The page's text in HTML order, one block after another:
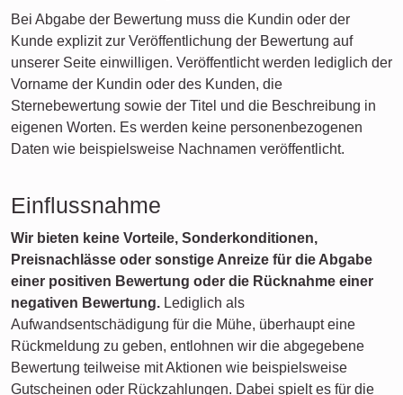
Bei Abgabe der Bewertung muss die Kundin oder der
Kunde explizit zur Veröffentlichung der Bewertung auf
unserer Seite einwilligen. Veröffentlicht werden lediglich der
Vorname der Kundin oder des Kunden, die
Sternebewertung sowie der Titel und die Beschreibung in
eigenen Worten. Es werden keine personenbezogenen
Daten wie beispielsweise Nachnamen veröffentlicht.
Einflussnahme
Wir bieten keine Vorteile, Sonderkonditionen,
Preisnachlässe oder sonstige Anreize für die Abgabe
einer positiven Bewertung oder die Rücknahme einer
negativen Bewertung. Lediglich als
Aufwandsentschädigung für die Mühe, überhaupt eine
Rückmeldung zu geben, entlohnen wir die abgegebene
Bewertung teilweise mit Aktionen wie beispielsweise
Gutscheinen oder Rückzahlungen. Dabei spielt es für die